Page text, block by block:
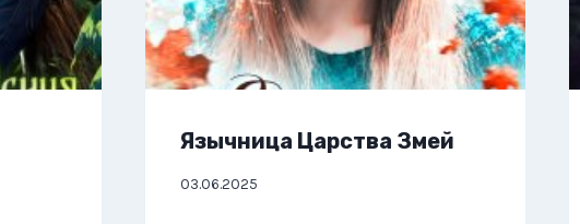
Язычница Царства Змей
03.06.2025